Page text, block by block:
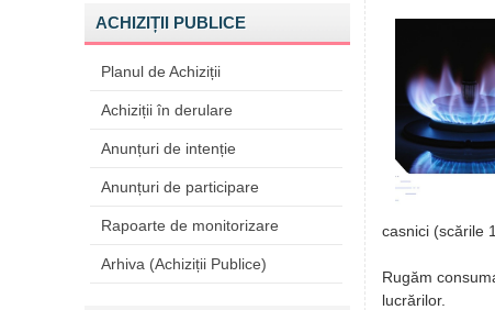
ACHIZIȚII PUBLICE
Planul de Achiziții
Achiziții în derulare
Anunțuri de intenție
Anunțuri de participare
Rapoarte de monitorizare
Arhiva (Achiziții Publice)
casnici (scările
Rugăm
lucrărilor.